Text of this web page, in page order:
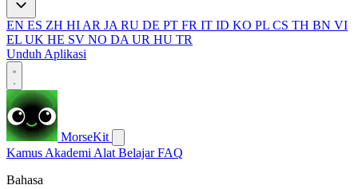
EN ES ZH HI AR JA RU DE PT FR IT ID KO PL CS TH BN VI
EL UK HE SV NO DA UR HU TR
Unduh Aplikasi
MorseKit
Kamus Akademi Alat BelajarFAQ
Bahasa